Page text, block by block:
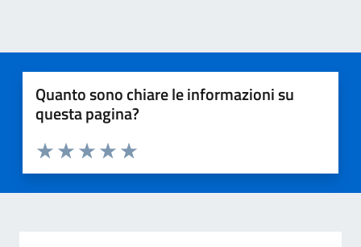
Quanto sono chiare le informazioni su
questa pagina?
Valuta 5 stelle su 5
Valuta 4 stelle su 5
Valuta 3 stelle su 5
Valuta 2 stelle su 5
Valuta 1 stelle su 5